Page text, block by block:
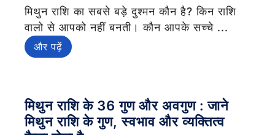
मिथुन राशि का सबसे बड़े दुश्मन कौन है? किन राशि
वालो से आपको नहीं बनती। कौन आपके सच्चे ...
और पढ़ें
मिथुन राशि के 36 गुण और अवगुण : जाने
मिथुन राशि के गुण, स्वभाव और व्यक्तित्व